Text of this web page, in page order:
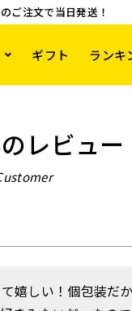
ご注文で当日発送！
ギフト ランキ
レビュー
嬉しい！個包装だ